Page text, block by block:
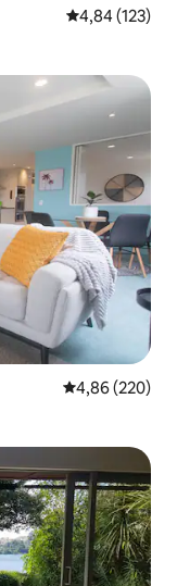
Calificación
4,84 (123)
Calificación
4,86 (220)